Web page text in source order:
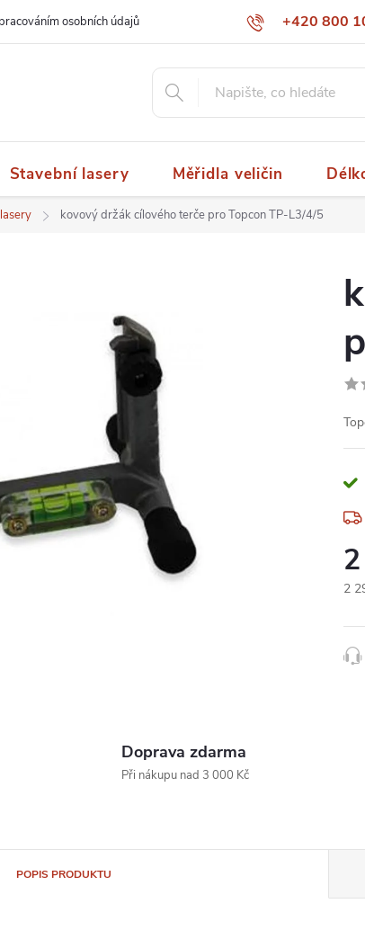
+420 800
osobních údajů
Stavební lasery Měřidla veličin
kovový držák cílového terče pro Topcon TP-L3/4/5
2
Doprava zdarma
Při nákupu nad 3 000 Kč
POPIS PRODUKTU